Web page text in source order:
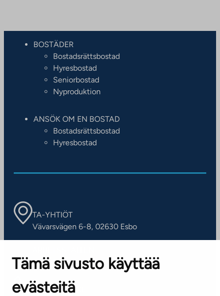
Tämä sivusto käyttää
evästeitä
BOSTÄDER
Bostadsrättsbostad
Hyresbostad
Seniorbostad
Nyproduktion
ANSÖK OM EN BOSTAD
Bostadsrättsbostad
Hyresbostad
TA-YHTIÖT
Vävarsvägen 6-8, 02630 Esbo
Kontaktinformation
KUNDSERVICE